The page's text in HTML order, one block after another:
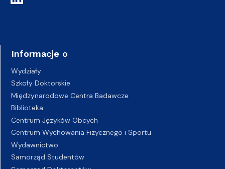
Informacje o
Wydziały
Szkoły Doktorskie
Międzynarodowe Centra Badawcze
Biblioteka
Centrum Języków Obcych
Centrum Wychowania Fizycznego i Sportu
Wydawnictwo
Samorząd Studentów